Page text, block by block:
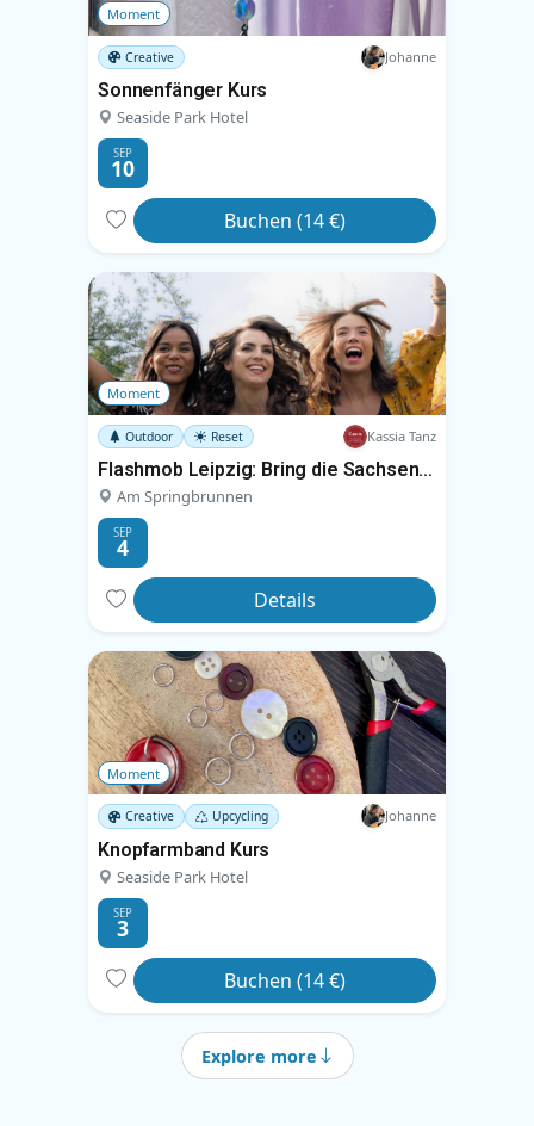
Moment
Creative Johanne
Sonnenfänger Kurs
Seaside Park Hotel
SEP
10
Buchen (14 €)
Moment
Outdoor Reset Kassia Tanz
Flashmob Leipzig: Bring die Sachsenbrücke zum Tanzen
Am Springbrunnen
SEP
4
Details
Moment
Creative Upcycling Johanne
Knopfarmband Kurs
Seaside Park Hotel
SEP
3
Buchen (14 €)
Explore more